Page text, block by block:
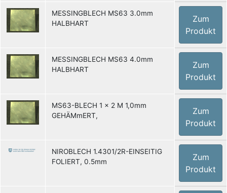
MESSINGBLECH MS63 3.0mm
HALBHART
Zum
Produkt
MESSINGBLECH MS63 4.0mm
HALBHART
Zum
Produkt
MS63-BLECH 1 x 2 M 1,0mm
GEHÄMmERT,
Zum
Produkt
NIROBLECH 1.4301/2R-EINSEITIG
FOLIERT, 0.5mm
Zum
Produkt